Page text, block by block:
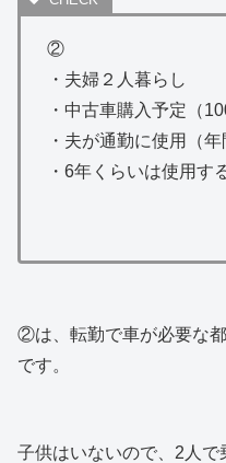
②
・夫婦２人暮らし
・中古車購入予定（
・夫が通勤に使用（年
・6年くらいは使用す
②は、転勤で車が必要な
です。
子供はいないので、2人